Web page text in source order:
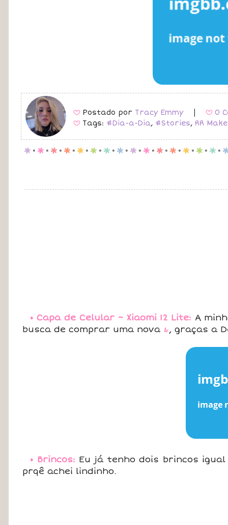
B Postado por Tracy Emmy B 0
B Tags: #Dia-a-Dia, #Stories, RR
p . p . p . p . p . p . p . p . p . p . p . p . p . p . p .
• Capa de Celular ~ Xiaomi 12 Lite: A
busca de comprar uma nova &, graças a
• Brincos: Eu já tenho dois brincos
prqê achei lindinho.